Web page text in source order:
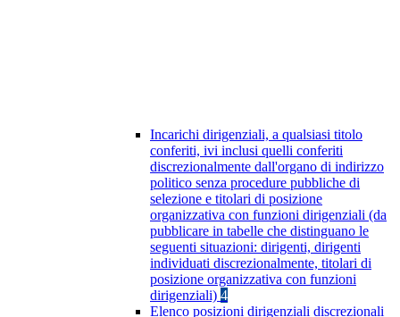
Incarichi dirigenziali, a qualsiasi titolo
conferiti, ivi inclusi quelli conferiti
discrezionalmente dall'organo di indirizzo
politico senza procedure pubbliche di
selezione e titolari di posizione
organizzativa con funzioni dirigenziali (da
pubblicare in tabelle che distinguano le
seguenti situazioni: dirigenti, dirigenti
individuati discrezionalmente, titolari di
posizione organizzativa con funzioni
dirigenziali) 4
Elenco posizioni dirigenziali discrezionali